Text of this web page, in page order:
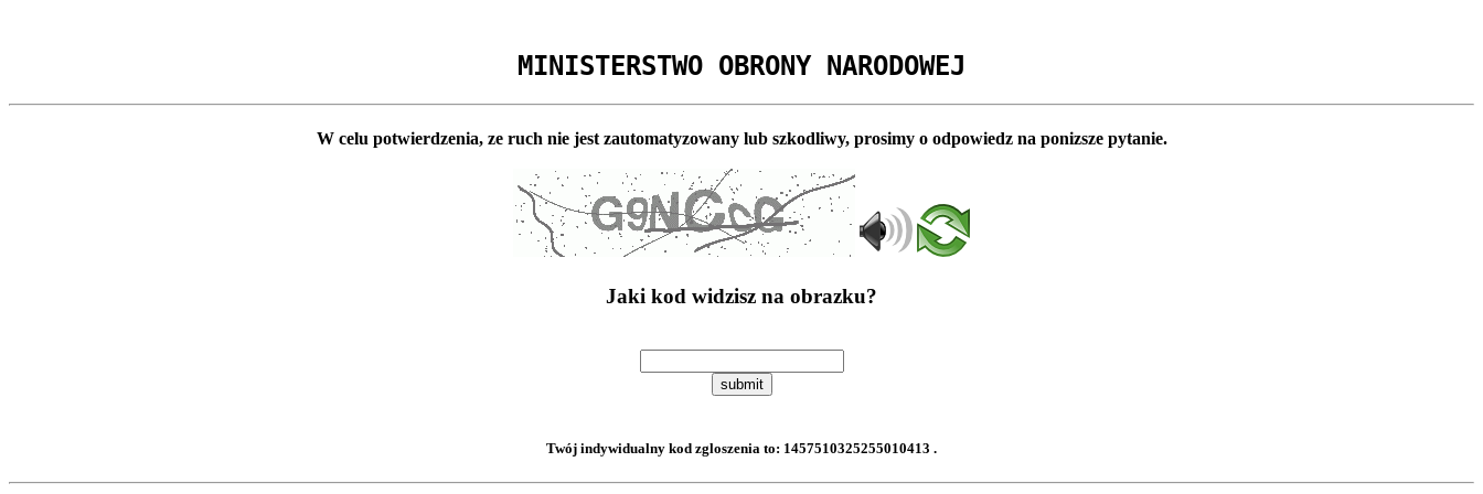
MINISTERSTWO OBRONY NARODOWEJ
W celu potwierdzenia, ze ruch nie jest zautomatyzowany lub szkodliwy, prosimy o odpowiedz na ponizsze pytanie.
Jaki kod widzisz na obrazku?
submit
Twój indywidualny kod zgloszenia to: 1457510325255010413 .